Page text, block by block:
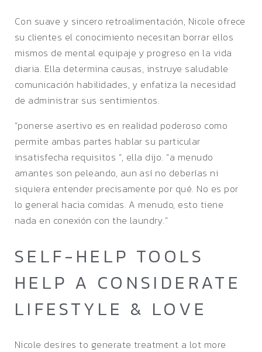
Con suave y sincero retroalimentación, Nicole ofrece
su clientes el conocimiento necesitan borrar ellos
mismos de mental equipaje y progreso en la vida
diaria. Ella determina causas, instruye saludable
comunicación habilidades, y enfatiza la necesidad
de administrar sus sentimientos.
“ponerse asertivo es en realidad poderoso como
permite ambas partes hablar su particular
insatisfecha requisitos “, ella dijo. “a menudo
amantes son peleando, aun así no deberías ni
siquiera entender precisamente por qué. No es por
lo general hacia comidas. A menudo, esto tiene
nada en conexión con the laundry.”
SELF-HELP TOOLS
HELP A CONSIDERATE
LIFESTYLE & LOVE
Nicole desires to generate treatment a lot more